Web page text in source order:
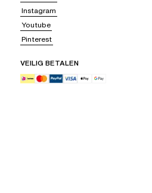
Instagram
Youtube
Pinterest
VEILIG BETALEN